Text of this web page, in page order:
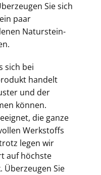
Sie sich
paar
Naturstein-
sich bei
handelt
und der
können.
die ganze
Werkstoffs
legen wir
auf höchste
Überzeugen Sie